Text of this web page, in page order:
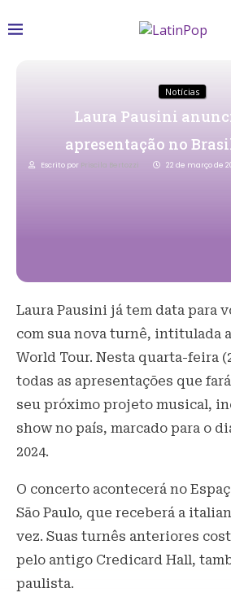
Notícias
Laura Pausini
apresentação no
Escrito por Priscila Bertozzi 22 de março de
Laura Pausini já tem data para
com sua nova turnê, intitulada
World Tour. Nesta quarta-feira
todas as apresentações que
seu próximo projeto musical,
show no país, marcado para o
2024.
O concerto acontecerá no
São Paulo, que receberá a
vez. Suas turnês anteriores
pelo antigo Credicard Hall,
paulista.